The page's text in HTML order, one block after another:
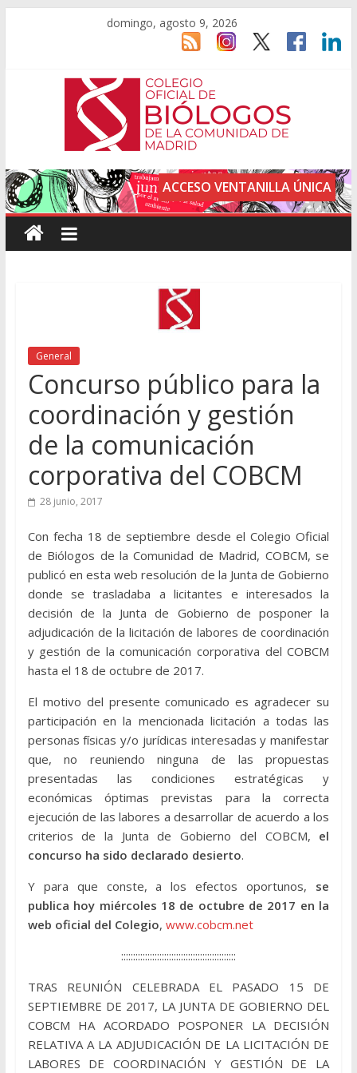
domingo, agosto 9, 2026
ACCESO VENTANILLA ÚNICA
General
Concurso público para la
coordinación y gestión
de la comunicación
corporativa del COBCM
28 junio, 2017
Con fecha 18 de septiembre desde el Colegio Oficial
de Biólogos de la Comunidad de Madrid, COBCM, se
publicó en esta web resolución de la Junta de Gobierno
donde se trasladaba a licitantes e interesados la
decisión de la Junta de Gobierno de posponer la
adjudicación de la licitación de labores de coordinación
y gestión de la comunicación corporativa del COBCM
hasta el 18 de octubre de 2017.
El motivo del presente comunicado es agradecer su
participación en la mencionada licitación a todas las
personas físicas y/o jurídicas interesadas y manifestar
que, no reuniendo ninguna de las propuestas
presentadas las condiciones estratégicas y
económicas óptimas previstas para la correcta
ejecución de las labores a desarrollar de acuerdo a los
criterios de la Junta de Gobierno del COBCM, el
concurso ha sido declarado desierto.
Y para que conste, a los efectos oportunos, se
publica hoy miércoles 18 de octubre de 2017 en la
web oficial del Colegio, www.cobcm.net
::::::::::::::::::::::::::::::::::::::::::::::::
TRAS REUNIÓN CELEBRADA EL PASADO 15 DE
SEPTIEMBRE DE 2017, LA JUNTA DE GOBIERNO DEL
COBCM HA ACORDADO POSPONER LA DECISIÓN
RELATIVA A LA ADJUDICACIÓN DE LA LICITACIÓN DE
LABORES DE COORDINACIÓN Y GESTIÓN DE LA